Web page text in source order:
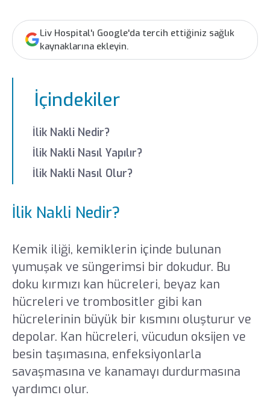
Liv Hospital'ı Google'da tercih ettiğiniz sağlık
kaynaklarına ekleyin.
İçindekiler
İlik Nakli Nedir?
İlik Nakli Nasıl Yapılır?
İlik Nakli Nasıl Olur?
İlik Nakli Nedir?
Kemik iliği, kemiklerin içinde bulunan
yumuşak ve süngerimsi bir dokudur. Bu
doku kırmızı kan hücreleri, beyaz kan
hücreleri ve trombositler gibi kan
hücrelerinin büyük bir kısmını oluşturur ve
depolar. Kan hücreleri, vücudun oksijen ve
besin taşımasına, enfeksiyonlarla
savaşmasına ve kanamayı durdurmasına
yardımcı olur.